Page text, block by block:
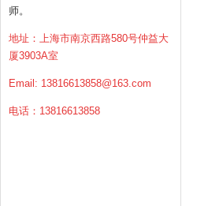
师。
地址：上海市南京西路580号仲益大
厦3903A室
Email: 13816613858@163.com
电话：13816613858